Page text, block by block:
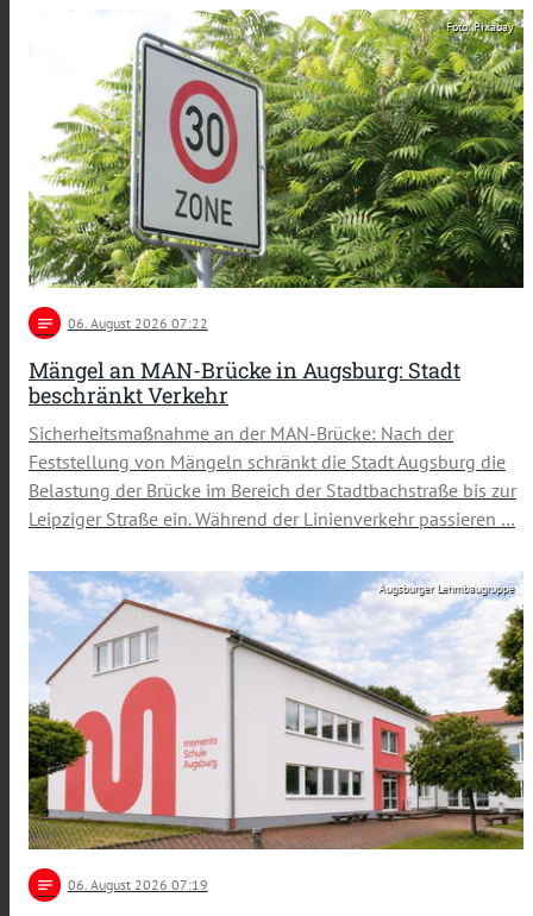
Foto: Pixabay
notes 06 . August 2026 07:22
Mängel an MAN-Brücke in Augsburg: Stadt
beschränkt Verkehr
Sicherheitsmaßnahme an der MAN-Brücke: Nach der
Feststellung von Mängeln schränkt die Stadt Augsburg die
Belastung der Brücke im Bereich der Stadtbachstraße bis zur
Leipziger Straße ein. Während der Linienverkehr passieren …
Augsburger Lehmbaugruppe
notes 06 . August 2026 07:19